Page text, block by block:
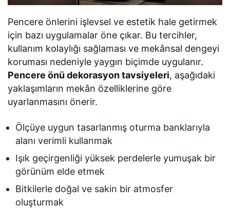
Pencere önlerini işlevsel ve estetik hale getirmek
için bazı uygulamalar öne çıkar. Bu tercihler,
kullanım kolaylığı sağlaması ve mekânsal dengeyi
koruması nedeniyle yaygın biçimde uygulanır.
Pencere önü dekorasyon tavsiyeleri, aşağıdaki
yaklaşımların mekân özelliklerine göre
uyarlanmasını önerir.
Ölçüye uygun tasarlanmış oturma banklarıyla
alanı verimli kullanmak
Işık geçirgenliği yüksek perdelerle yumuşak bir
görünüm elde etmek
Bitkilerle doğal ve sakin bir atmosfer
oluşturmak